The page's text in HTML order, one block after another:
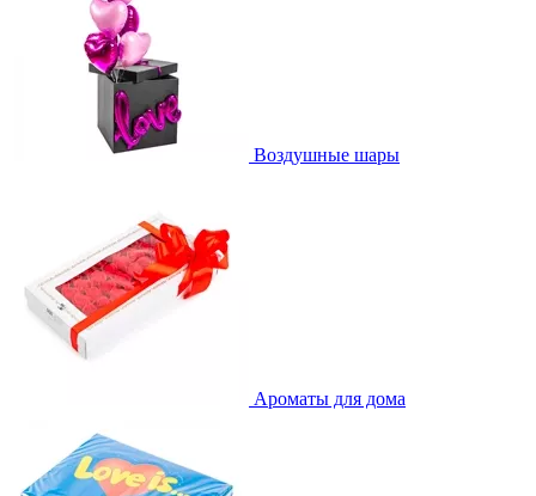
Воздушные шары
Ароматы для дома